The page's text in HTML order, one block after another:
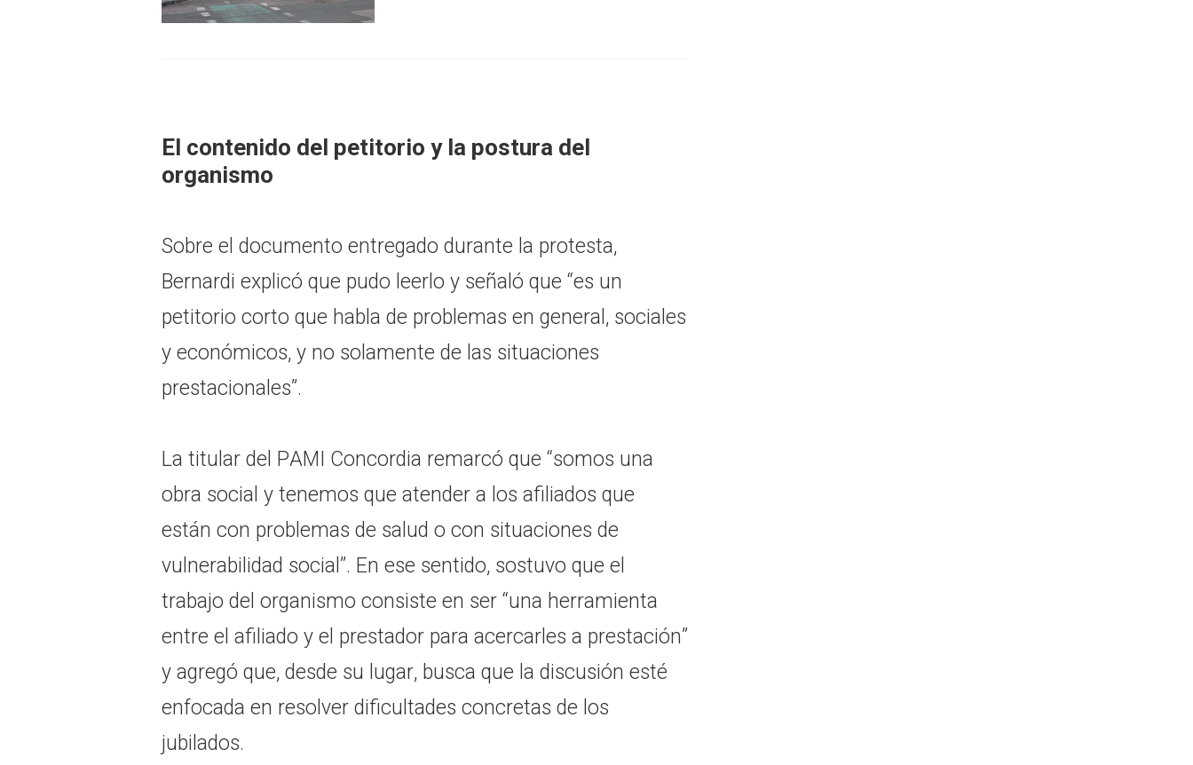
El contenido del petitorio y la postura del
organismo
Sobre el documento entregado durante la protesta,
Bernardi explicó que pudo leerlo y señaló que “es un
petitorio corto que habla de problemas en general, sociales
y económicos, y no solamente de las situaciones
prestacionales”.
La titular del PAMI Concordia remarcó que “somos una
obra social y tenemos que atender a los afiliados que
están con problemas de salud o con situaciones de
vulnerabilidad social”. En ese sentido, sostuvo que el
trabajo del organismo consiste en ser “una herramienta
entre el afiliado y el prestador para acercarles a prestación”
y agregó que, desde su lugar, busca que la discusión esté
enfocada en resolver dificultades concretas de los
jubilados.